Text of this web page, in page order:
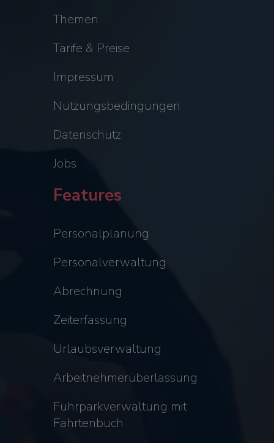
Themen
Tarife & Preise
Impressum
Nutzungsbedingungen
Datenschutz
Jobs
Features
Personalplanung
Personalverwaltung
Abrechnung
Zeiterfassung
Urlaubsverwaltung
Arbeitnehmerüberlassung
Fuhrparkverwaltung mit
Fahrtenbuch